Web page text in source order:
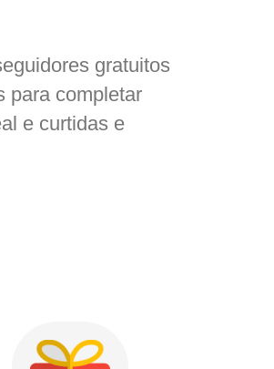
gratuitos
para completar
e curtidas e